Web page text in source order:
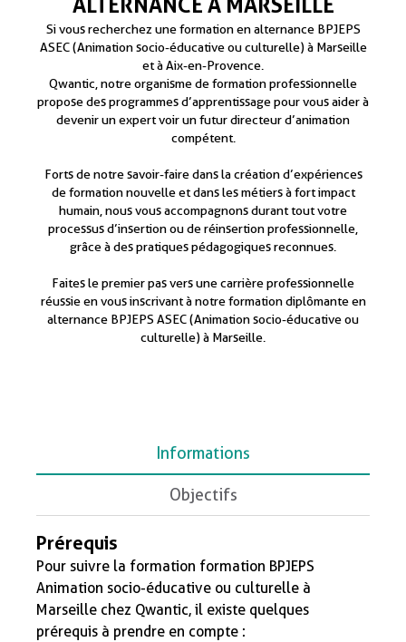
Si vous recherchez une formation en alternance BPJEPS
ASEC (Animation socio-éducative ou culturelle) à Marseille
et à Aix-en-Provence.
Qwantic, notre organisme de formation professionnelle
propose des programmes d’apprentissage pour vous aider à
devenir un expert voir un futur directeur d’animation
compétent.
Forts de notre savoir-faire dans la création d’expériences
de formation nouvelle et dans les métiers à fort impact
humain, nous vous accompagnons durant tout votre
processus d’insertion ou de réinsertion professionnelle,
grâce à des pratiques pédagogiques reconnues.
Faites le premier pas vers une carrière professionnelle
réussie en vous inscrivant à notre formation diplômante en
alternance BPJEPS ASEC (Animation socio-éducative ou
culturelle) à Marseille.
Informations
Objectifs
Prérequis
Pour suivre la formation formation BPJEPS
Animation socio-éducative ou culturelle à
Marseille chez Qwantic, il existe quelques
prérequis à prendre en compte :